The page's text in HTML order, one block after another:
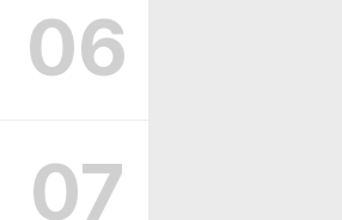
06
07